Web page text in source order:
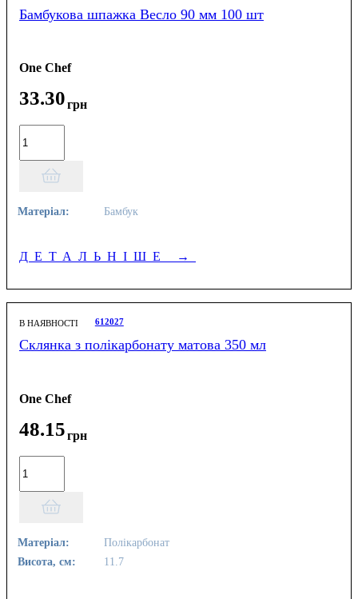
Бамбукова шпажка Весло 90 мм 100 шт
One Chef
33.30грн
Матеріал: Бамбук
ДЕТАЛЬНІШЕ →
В НАЯВНОСТІ 612027
Склянка з полікарбонату матова 350 мл
One Chef
48.15грн
Матеріал:
Полікарбонат
Висота, см:
11.7